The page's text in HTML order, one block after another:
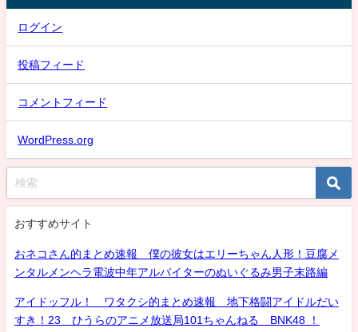
ログイン
投稿フィード
コメントフィード
WordPress.org
おすすめサイト
おネコさん的まとめ速報 僕の彼女はエリーちゃん人形！豆腐メ
ンタルメンヘラ電波中年アルバイターのぬいぐるみ男子末路編
アイドッフル！ ワタクシ的まとめ速報 地下格闘アイドルだい
すき！23 ひうらのアニメ放送局101ちゃんねる BNK48 ！